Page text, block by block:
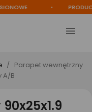

Parapet wewnętrzny
A/B